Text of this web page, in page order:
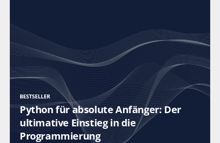
BESTSELLER
Python für absolute Anfänger: Der
ultimative Einstieg in die
Programmierung